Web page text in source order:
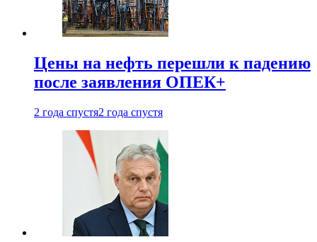
Цены на нефть перешли к падению
после заявления ОПЕК+
2 года спустя2 года спустя